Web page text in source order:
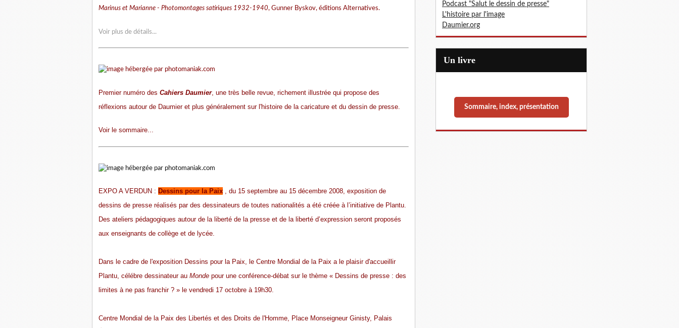
Marinus et Marianne - Photomontages satiriques 1932-1940, Gunner Byskov, éditions Alternatives.
Voir plus de détails...
Premier numéro des Cahiers Daumier, une très belle revue, richement illustrée qui propose des
réflexions autour de Daumier et plus généralement sur l'histoire de la caricature et du dessin de presse.
Voir le sommaire...
EXPO A VERDUN : Dessins pour la Paix , du 15 septembre au 15 décembre 2008, exposition de
dessins de presse réalisés par des dessinateurs de toutes nationalités a été créée à l’initiative de Plantu.
Des ateliers pédagogiques autour de la liberté de la presse et de la liberté d’expression seront proposés
aux enseignants de collège et de lycée.
Dans le cadre de l'exposition Dessins pour la Paix, le Centre Mondial de la Paix a le plaisir d'accueillir
Plantu, célébre dessinateur au Monde pour une conférence-débat sur le thème « Dessins de presse : des
limites à ne pas franchir ? » le vendredi 17 octobre à 19h30.
Centre Mondial de la Paix des Libertés et des Droits de l'Homme, Place Monseigneur Ginisty, Palais
Podcast "Salut le dessin de presse"
L'histoire par l'image
Daumier.org
Un livre
Sommaire, index, présentation